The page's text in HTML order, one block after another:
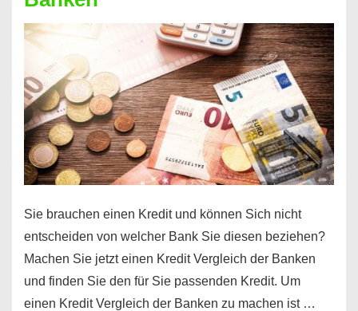
einen
10000
Euro
Kredit
finden
Sie brauchen einen Kredit und können Sich nicht
entscheiden von welcher Bank Sie diesen beziehen?
Machen Sie jetzt einen Kredit Vergleich der Banken
und finden Sie den für Sie passenden Kredit. Um
einen Kredit Vergleich der Banken zu machen ist …